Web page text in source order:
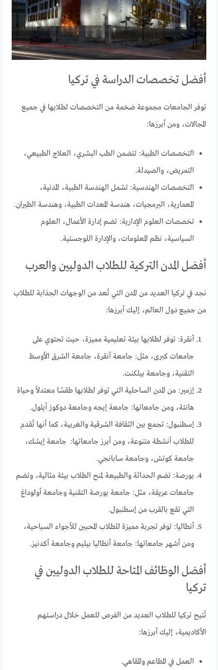
أفضل تخصصات الدراسة في تركيا
توفر الجامعات مجموعة ضخمة من التخصصات لطلابها في جميع
المجالات، ومن أبرزها:
التخصصات الطبية: تتضمن الطب البشري، العلاج الطبيعي،
التمريض، والصيدلة.
التخصصات الهندسية: تشمل الهندسة الطبية، المدنية،
المعمارية، البرمجيات، هندسة المعدات الطبية، وهندسة الطيران.
تخصصات العلوم الإدارية: تضم إدارة الأعمال، العلوم
السياسية، نظم المعلومات، والإدارة اللوجستية.
أفضل المدن التركية للطلاب الدوليين والعرب
نجد في تركيا العديد من المدن التي تُعد من الوجهات الجذابة للطلاب
من جميع دول العالم، إليك أبرزها:
أنقرة: توفر لطلابها بيئة تعليمية مميزة، حيث تحتوي على
جامعات كبرى، مثل: جامعة أنقرة، جامعة الشرق الأوسط
التقنية، وجامعة بيلكنت.
إزمير: من المدن الساحلية التي توفر لطلابها طقسًا معتدلاً وحياة
هانئة، ومن جامعاتها: جامعة إيجه وجامعة دوكوز أيلول.
إسطنبول: تجمع بين الثقافة الشرقية والغربية، كما أنها تُقدم
للطلاب أنشطة متنوعة، ومن أبرز جامعاتها: جامعة إيشك،
جامعة كوتش، وجامعة سابانجي.
بورصة: تضم الحداثة والطبيعة لمنح الطلاب بيئة مثالية، وتضم
جامعات عريقة، مثل: جامعة بورصة التقنية وجامعة أولوداغ
التي تقع بالقرب من إسطنبول.
أنطاليا: توفر تجربة مميزة للطلاب المحبين للأجواء السياحية،
ومن أشهر جامعاتها: جامعة أنطاليا بيليم وجامعة أكدنيز.
أفضل الوظائف المتاحة للطلاب الدوليين في
تركيا
تُتيح تركيا للطلاب العديد من الفرص للعمل خلال دراستهم
الأكاديمية، إليك أبرزها:
العمل في المطاعم والمقاهي.